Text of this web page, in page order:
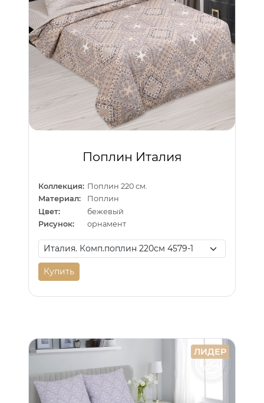
Поплин Италия
Коллекция: Поплин 220 см.
Материал:
Поплин
Цвет:
бежевый
Рисунок:
орнамент
Купить
ЛИДЕР